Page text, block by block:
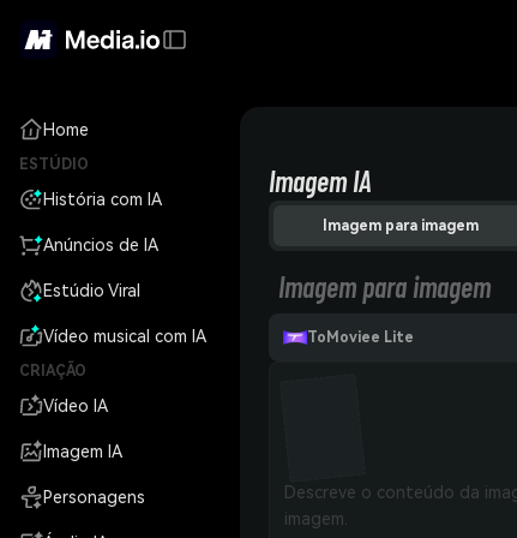
Home
ESTÚDIO
História com IA
Anúncios de IA
Estúdio Viral
Vídeo musical com IA
CRIAÇÃO
Vídeo IA
Imagem IA
Personagens
Imagem IA
Imagem para imagem
Imagem para imagem
ToMoviee Lite